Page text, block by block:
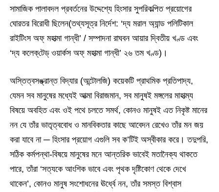
সামাজিক পালাবদল প্রবর্তনের উদ্দেশ্যে হিংসার সুপরিকল্পিত প্রয়োগের
ঘোরতর বিরোধী ছিলেন(তথ্যসূত্র নির্দেশ: ‘দ্য মরাল অ্যান্ড পলিটিকাল
রাইটিংস অফ্‌ মহাত্মা গান্ধী’ / সম্পাদনা রাঘবন আয়ার দ্বিতীয় খণ্ড এবং
‘দ্য কলেক্‌টেড্‌ ওয়ার্কস অফ্‌ মহাত্মা গান্ধী’ ২৬ তম খণ্ড)।
অস্তিত্বসঙ্ক্রান্ত বিদ্যার (অন্টোলজি) কয়েকটি প্রাথমিক প্রতিপাদ্য,
যেমন সব মানুষের মধ্যেই আত্মা বিরাজমান, সব মানুষই মঙ্গলের মাহাত্ম্য
বিষয়ে অবহিত এবং ওই পথে চলতে সমর্থ, কোনও মানুষই এত নিকৃষ্ট মানের
নন যে তাঁর ভাতৃত্ববোধ ও মানবিকতার কাছে আবেদন রেখেও তাঁর মন জয়
করা যাবে না ─ হিংসার প্রয়োগ এগুলি সব ক’টিই অস্বীকার করে। তদুপরি,
সঠিক কর্মপন্থা-বিষয়ে মানুষের মনে আন্তরিক ভাবেই মতানৈক্য থাকতে
পারে, তাঁরা ‘সত্যকে আংশিক ভাবে এবং পৃথক দৃষ্টিকোণ থেকে দেখে
থাকেন’, কোনও মানুষ সংশোধনের ঊর্ধ্বে নন, তাঁর সমস্ত বিশ্বাস